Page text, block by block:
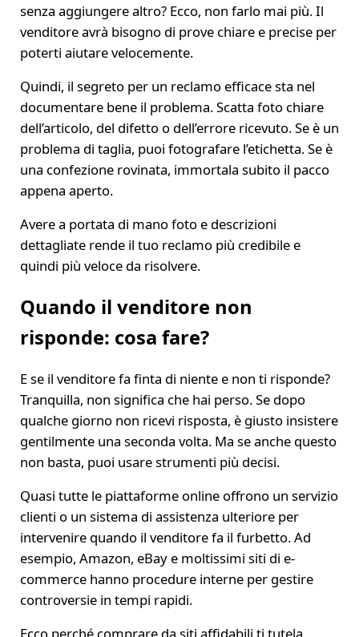
senza aggiungere altro? Ecco, non farlo mai più. Il
venditore avrà bisogno di prove chiare e precise per
poterti aiutare velocemente.
Quindi, il segreto per un reclamo efficace sta nel
documentare bene il problema. Scatta foto chiare
dell’articolo, del difetto o dell’errore ricevuto. Se è un
problema di taglia, puoi fotografare l’etichetta. Se è
una confezione rovinata, immortala subito il pacco
appena aperto.
Avere a portata di mano foto e descrizioni
dettagliate rende il tuo reclamo più credibile e
quindi più veloce da risolvere.
Quando il venditore non
risponde: cosa fare?
E se il venditore fa finta di niente e non ti risponde?
Tranquilla, non significa che hai perso. Se dopo
qualche giorno non ricevi risposta, è giusto insistere
gentilmente una seconda volta. Ma se anche questo
non basta, puoi usare strumenti più decisi.
Quasi tutte le piattaforme online offrono un servizio
clienti o un sistema di assistenza ulteriore per
intervenire quando il venditore fa il furbetto. Ad
esempio, Amazon, eBay e moltissimi siti di e-
commerce hanno procedure interne per gestire
controversie in tempi rapidi.